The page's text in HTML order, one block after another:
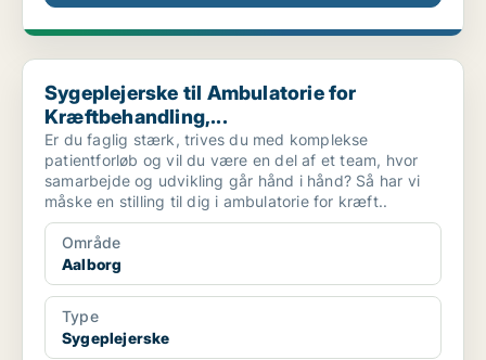
Sygeplejerske til Ambulatorie for Kræftbehandling,...
Sygeplejerske til Ambulatorie for
Kræftbehandling,...
Er du faglig stærk, trives du med komplekse
patientforløb og vil du være en del af et team, hvor
samarbejde og udvikling går hånd i hånd? Så har vi
måske en stilling til dig i ambulatorie for kræft..
Område
Aalborg
Type
Sygeplejerske